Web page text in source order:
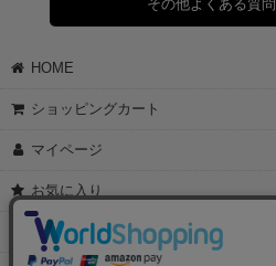
◆領収書はご希望頂いた場合のみ発
【これからご注文する場合】
願いします。
②宛名（空欄は上様は不可）
【すでにご注文が完了している場合】
①お電話・メール・LINEにて領収書
②後日、郵送にて領収書を送らせて頂
HOME
ショッピングカート
マイページ
お気に入り
特定商取引法表示